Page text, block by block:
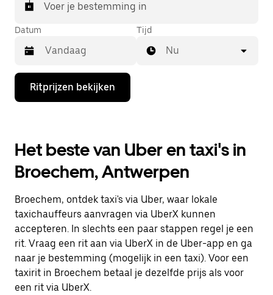
Voer je bestemming in
Datum
Druk
de
de
agenda
te
openen
een
datum
selecteren.
Druk
op
Escape
om
de
Tijd
Nu
Ritprijzen bekijken
Het beste van Uber en taxi's in
Broechem, Antwerpen
Broechem, ontdek taxi's via Uber, waar lokale
taxichauffeurs aanvragen via UberX kunnen
accepteren. In slechts een paar stappen regel je een
rit. Vraag een rit aan via UberX in de Uber-app en ga
naar je bestemming (mogelijk in een taxi). Voor een
taxirit in Broechem betaal je dezelfde prijs als voor
een rit via UberX.